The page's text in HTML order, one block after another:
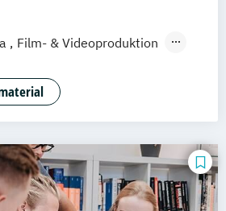
Präsenzstudium
Film- & Videoproduktion
Medienmanagement
Musikproduktion
& User Experience